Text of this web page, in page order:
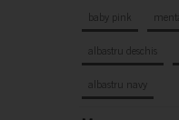
baby pink
albastru deschis
albastru navy